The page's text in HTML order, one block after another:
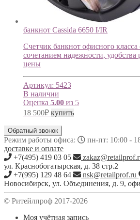
банкнот Cassida 6650 I/IR
Счетчик банкнот офисного
сочетанием надежности,
цены
Артикул: 5423
В наличии
Оценка 5.00 из 5
18 500₽ купить
Обратный звонок
Режим работы офиса: пн-пт: 10:00 -
доставке и оплате
+7(495) 419 03 05
ул. Краснобогатырская, д. 38 стр.2
+7(995) 129 48 64
nsk@retailprof.ru
Новосибирск, ул. Объединения, д. 9,
© Ритейлпроф 2017-2026
Моя учётная запись